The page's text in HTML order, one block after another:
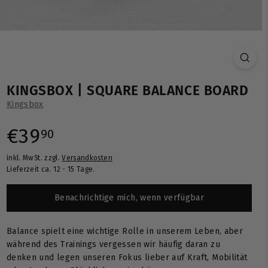
KINGSBOX | SQUARE BALANCE BOARD
Kingsbox
Normaler
Preis
€3990
inkl. MwSt. zzgl.Versandkosten
Lieferzeit ca. 12 - 15 Tage.
Benachrichtige mich, wenn verfügbar
Balance spielt eine wichtige Rolle in unserem Leben, aber
während des Trainings vergessen wir häufig daran zu
denken und legen unseren Fokus lieber auf Kraft, Mobilität